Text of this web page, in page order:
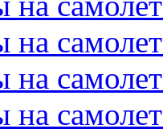
на
на
на